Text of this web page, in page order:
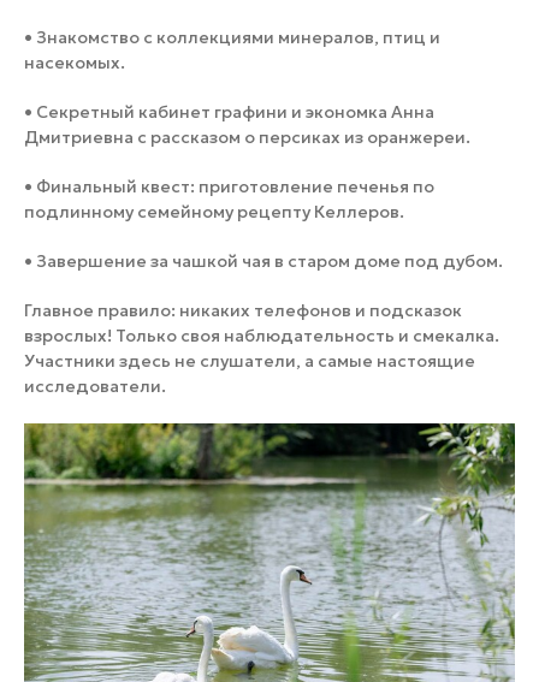
• Знакомство с коллекциями минералов, птиц и
насекомых.
• Секретный кабинет графини и экономка Анна
Дмитриевна с рассказом о персиках из оранжереи.
• Финальный квест: приготовление печенья по
подлинному семейному рецепту Келлеров.
• Завершение за чашкой чая в старом доме под дубом.
Главное правило: никаких телефонов и подсказок
взрослых! Только своя наблюдательность и смекалка.
Участники здесь не слушатели, а самые настоящие
исследователи.